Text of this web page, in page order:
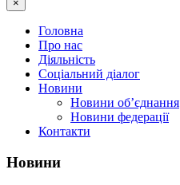
×
Головна
Про нас
Діяльність
Соціальний діалог
Новини
Новини об’єднання
Новини федерації
Контакти
Новини